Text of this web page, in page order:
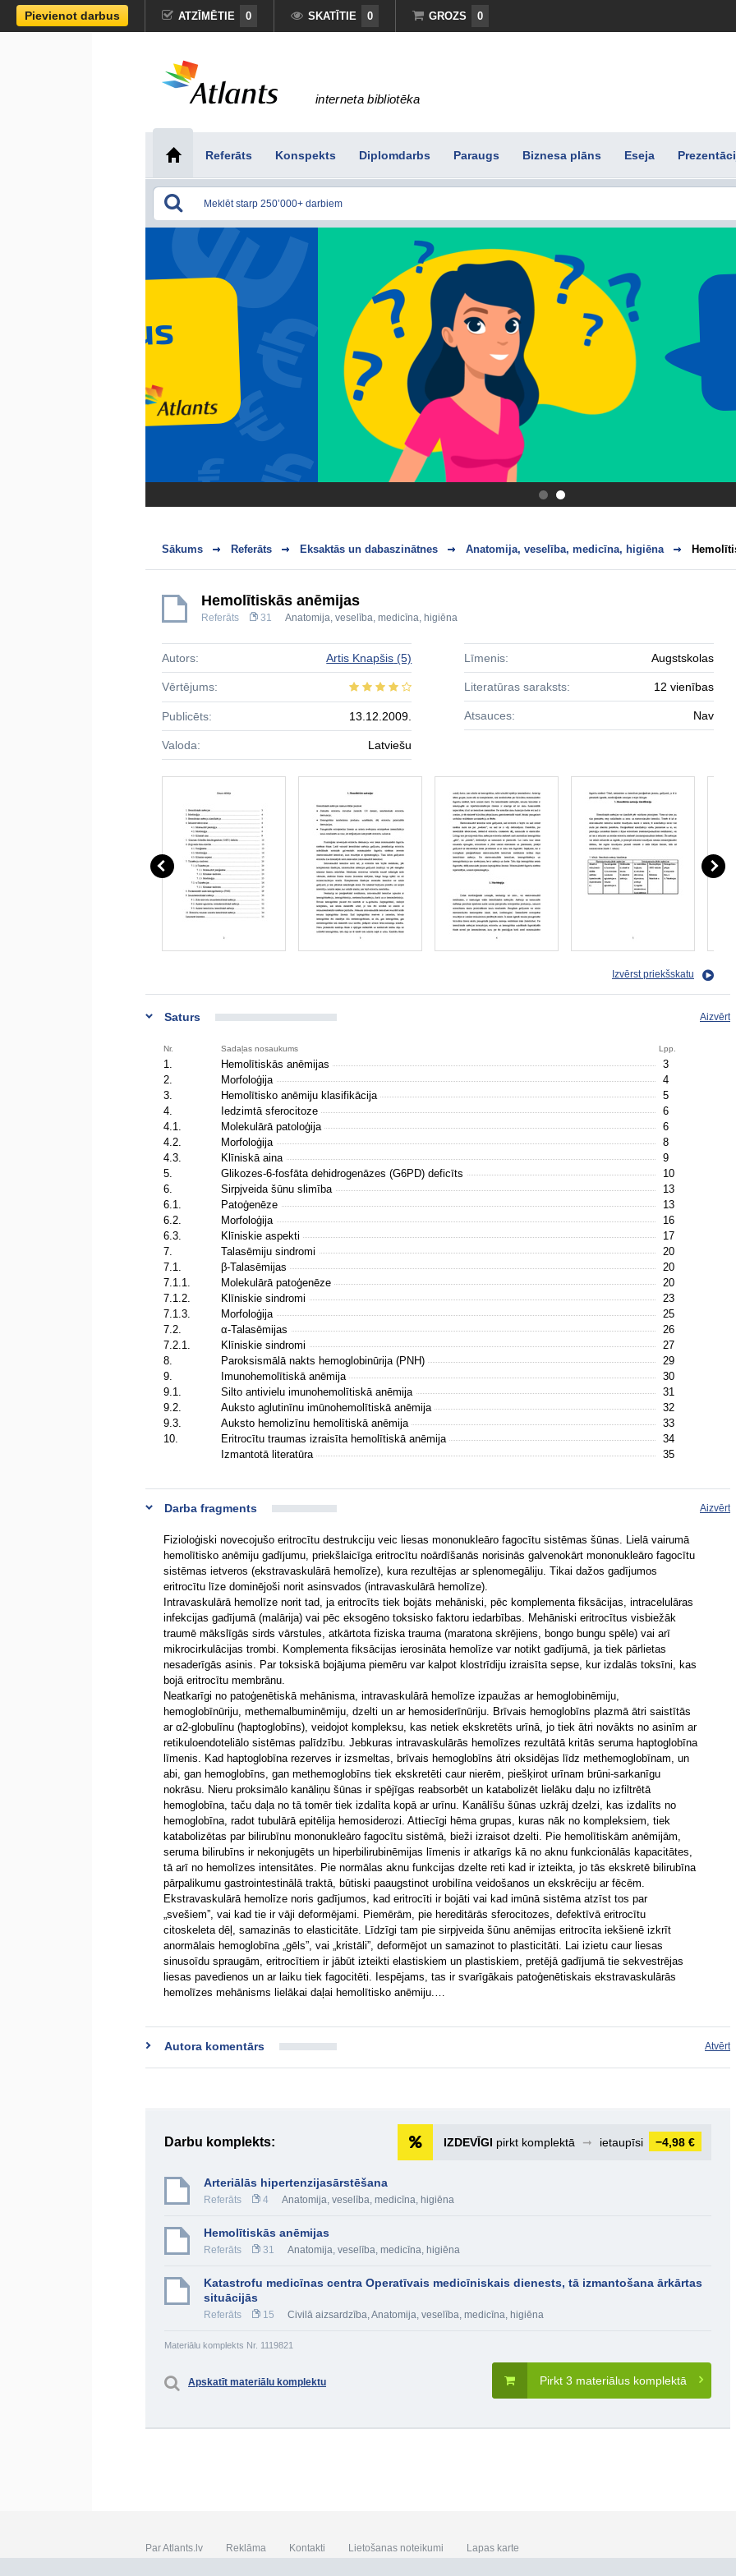
Pievienot darbus ATZĪMĒTIE 0 SKATĪTIE 0 GROZS 0
interneta bibliotēka
Referāts Konspekts Diplomdarbs Paraugs Biznesa plāns Eseja
.
Sākums Referāts Eksaktās un dabaszinātnes Anatomija, veselība, medicīna, higiēna
Hemolītiskās anēmijas
Referāts 31 Anatomija, veselība, medicīna, higiēna
Autors: Artis Knapšis (5)
Vērtējums:
Publicēts: 13.12.2009.
Valoda: Latviešu
Līmenis: Augstskolas
Literatūras saraksts: 12 vienības
Atsauces: Nav
Izvērst priekšskatu
Saturs Aizvērt
Nr. Sadaļas nosaukums Lpp.
1. Hemolītiskās anēmijas
3
2.
Morfoloģija
4
3.
Hemolītisko anēmiju klasifikācija
5
4.
Iedzimtā sferocitoze
6
4.1.
Molekulārā patoloģija
6
4.2.
Morfoloģija
8
4.3.
Klīniskā aina
9
5.
Glikozes-6-fosfāta dehidrogenāzes (G6PD) deficīts
10
6.
Sirpjveida šūnu slimība
13
6.1.
Patoģenēze
13
6.2.
Morfoloģija
16
6.3.
Klīniskie aspekti
17
7.
Talasēmiju sindromi
20
7.1.
β-Talasēmijas
20
7.1.1.
Molekulārā patoģenēze
20
7.1.2.
Klīniskie sindromi
23
7.1.3.
Morfoloģija
25
7.2.
α-Talasēmijas
26
7.2.1.
Klīniskie sindromi
27
8.
Paroksismālā nakts hemoglobinūrija (PNH)
29
9.
Imunohemolītiskā anēmija
30
9.1.
Silto antivielu imunohemolītiskā anēmija
31
9.2.
Auksto aglutinīnu imūnohemolītiskā anēmija
32
9.3.
Auksto hemolizīnu hemolītiskā anēmija
33
10.
Eritrocītu traumas izraisīta hemolītiskā anēmija
34
Izmantotā literatūra
35
Darba fragments Aizvērt
Fizioloģiski novecojušo eritrocītu destrukciju veic liesas mononukleāro fagocītu sistēmas šūnas. Lielā vairumā
hemolītisko anēmiju gadījumu, priekšlaicīga eritrocītu noārdīšanās norisinās galvenokārt mononukleāro fagocītu
sistēmas ietveros (ekstravaskulārā hemolīze), kura rezultējas ar splenomegāliju. Tikai dažos gadījumos
eritrocītu līze dominējoši norit asinsvados (intravaskulārā hemolīze).
Intravaskulārā hemolīze norit tad, ja eritrocīts tiek bojāts mehāniski, pēc komplementa fiksācijas, intracelulāras
infekcijas gadījumā (malārija) vai pēc eksogēno toksisko faktoru iedarbības. Mehāniski eritrocītus visbiežāk
traumē mākslīgās sirds vārstules, atkārtota fiziska trauma (maratona skrējiens, bongo bungu spēle) vai arī
mikrocirkulācijas trombi. Komplementa fiksācijas ierosināta hemolīze var notikt gadījumā, ja tiek pārlietas
nesaderīgās asinis. Par toksiskā bojājuma piemēru var kalpot klostrīdiju izraisīta sepse, kur izdalās toksīni, kas
bojā eritrocītu membrānu.
Neatkarīgi no patoģenētiskā mehānisma, intravaskulārā hemolīze izpaužas ar hemoglobinēmiju,
hemoglobīnūriju, methemalbuminēmiju, dzelti un ar hemosiderīnūriju. Brīvais hemoglobīns plazmā ātri saistītās
ar α2-globulīnu (haptoglobīns), veidojot kompleksu, kas netiek ekskretēts urīnā, jo tiek ātri novākts no asinīm ar
retikuloendoteliālo sistēmas palīdzību. Jebkuras intravaskulārās hemolīzes rezultātā kritās seruma haptoglobīna
līmenis. Kad haptoglobīna rezerves ir izsmeltas, brīvais hemoglobīns ātri oksidējas līdz methemoglobīnam, un
abi, gan hemoglobīns, gan methemoglobīns tiek ekskretēti caur nierēm, piešķirot urīnam brūni-sarkanīgu
nokrāsu. Nieru proksimālo kanāliņu šūnas ir spējīgas reabsorbēt un katabolizēt lielāku daļu no izfiltrētā
hemoglobīna, taču daļa no tā tomēr tiek izdalīta kopā ar urīnu. Kanālīšu šūnas uzkrāj dzelzi, kas izdalīts no
hemoglobīna, radot tubulārā epitēlija hemosiderozi. Attiecīgi hēma grupas, kuras nāk no kompleksiem, tiek
katabolizētas par bilirubīnu mononukleāro fagocītu sistēmā, bieži izraisot dzelti. Pie hemolītiskām anēmijām,
seruma bilirubīns ir nekonjugēts un hiperbilirubinēmijas līmenis ir atkarīgs kā no aknu funkcionālās kapacitātes,
tā arī no hemolīzes intensitātes. Pie normālas aknu funkcijas dzelte reti kad ir izteikta, jo tās ekskretē bilirubīna
pārpalikumu gastrointestinālā traktā, būtiski paaugstinot urobilīna veidošanos un ekskrēciju ar fēcēm.
Ekstravaskulārā hemolīze noris gadījumos, kad eritrocīti ir bojāti vai kad imūnā sistēma atzīst tos par
„svešiem”, vai kad tie ir vāji deformējami. Piemērām, pie hereditārās sferocitozes, defektīvā eritrocītu
citoskeleta dēļ, samazinās to elasticitāte. Līdzīgi tam pie sirpjveida šūnu anēmijas eritrocīta iekšienē izkrīt
anormālais hemoglobīna „gēls”, vai „kristāli”, deformējot un samazinot to plasticitāti. Lai izietu caur liesas
sinusoīdu spraugām, eritrocītiem ir jābūt izteikti elastiskiem un plastiskiem, pretējā gadījumā tie sekvestrējas
liesas pavedienos un ar laiku tiek fagocitēti. Iespējams, tas ir svarīgākais patoģenētiskais ekstravaskulārās
hemolīzes mehānisms lielākai daļai hemolītisko anēmiju.…
Autora komentārs Atvērt
Darbu komplekts: IZDEVĪGI pirkt komplektā ➞ ietaupīsi −4,98 €
Arteriālās hipertenzijasārstēšana
Referāts 4 Anatomija, veselība, medicīna, higiēna
Hemolītiskās anēmijas
Referāts 31 Anatomija, veselība, medicīna, higiēna
Katastrofu medicīnas centra Operatīvais medicīniskais dienests, tā izmantošana ārkārtas
situācijās
Referāts 15 Civilā aizsardzība,Anatomija, veselība, medicīna, higiēna
Materiālu komplekts Nr. 1119821
Pirkt 3 materiālus komplektā
Apskatīt materiālu komplektu
Par Atlants.lv Reklāma Kontakti Lietošanas noteikumi Lapas karte